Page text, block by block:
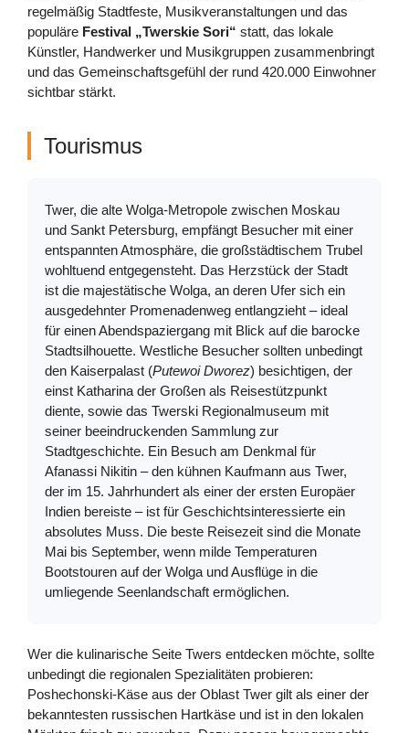
regelmäßig Stadtfeste, Musikveranstaltungen und das
populäre Festival „Twerskie Sori“ statt, das lokale
Künstler, Handwerker und Musikgruppen zusammenbringt
und das Gemeinschaftsgefühl der rund 420.000 Einwohner
sichtbar stärkt.
Tourismus
Twer, die alte Wolga-Metropole zwischen Moskau
und Sankt Petersburg, empfängt Besucher mit einer
entspannten Atmosphäre, die großstädtischem Trubel
wohltuend entgegensteht. Das Herzstück der Stadt
ist die majestätische Wolga, an deren Ufer sich ein
ausgedehnter Promenadenweg entlangzieht – ideal
für einen Abendspaziergang mit Blick auf die barocke
Stadtsilhouette. Westliche Besucher sollten unbedingt
den Kaiserpalast (Putewoi Dworez) besichtigen, der
einst Katharina der Großen als Reisestützpunkt
diente, sowie das Twerski Regionalmuseum mit
seiner beeindruckenden Sammlung zur
Stadtgeschichte. Ein Besuch am Denkmal für
Afanassi Nikitin – den kühnen Kaufmann aus Twer,
der im 15. Jahrhundert als einer der ersten Europäer
Indien bereiste – ist für Geschichtsinteressierte ein
absolutes Muss. Die beste Reisezeit sind die Monate
Mai bis September, wenn milde Temperaturen
Bootstouren auf der Wolga und Ausflüge in die
umliegende Seenlandschaft ermöglichen.
Wer die kulinarische Seite Twers entdecken möchte, sollte
unbedingt die regionalen Spezialitäten probieren:
Poshechonski-Käse aus der Oblast Twer gilt als einer der
bekanntesten russischen Hartkäse und ist in den lokalen